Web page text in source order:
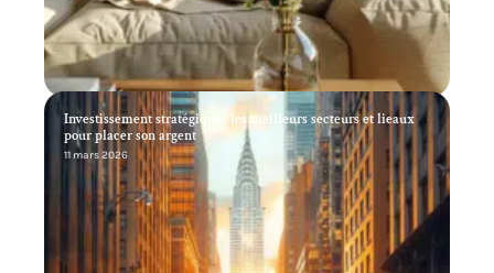
Investissement stratégique : les meilleurs secteurs et lieaux
pour placer son argent
11 mars 2026